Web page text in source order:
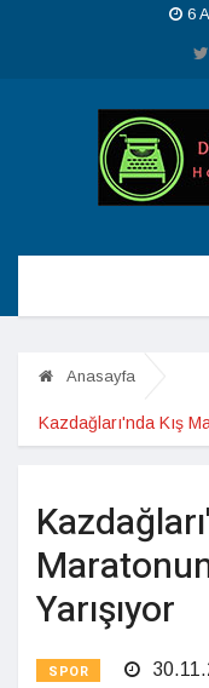
6
Anasayfa
Kazdağları'nda Kış
Yarışıyor
SPOR